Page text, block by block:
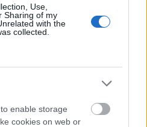
Use,
Sharing of my
with the
collected.
enable storage
cookies on web or
reno, la foresta nera e l'alsazia